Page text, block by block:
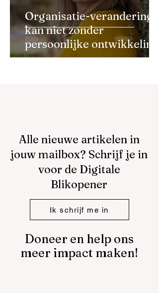
Organisatie-verandering
kan niet zonder
persoonlijke ontwikkeling
Alle nieuwe artikelen in
jouw mailbox? Schrijf je in
voor de Digitale
Blikopener
Ik schrijf me in
Doneer en help ons
meer impact maken!